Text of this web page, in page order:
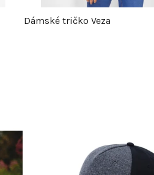
Dámské tričko Veza